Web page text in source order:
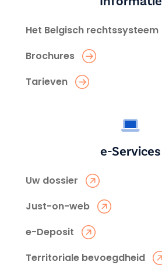
Het Belgisch rechtssysteem
Brochures
Tarieven
e-Services
Uw dossier
Just-on-web
e-Deposit
Territoriale bevoegdheid